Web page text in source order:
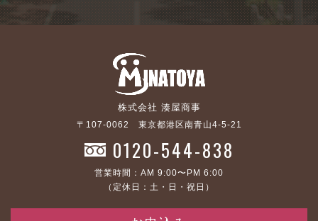
株式会社 湊屋商事
〒107-0062 東京都港区南青山4-5-21
0120-544-838
営業時間：AM 9:00〜PM 6:00
（定休日：土・日・祝日）